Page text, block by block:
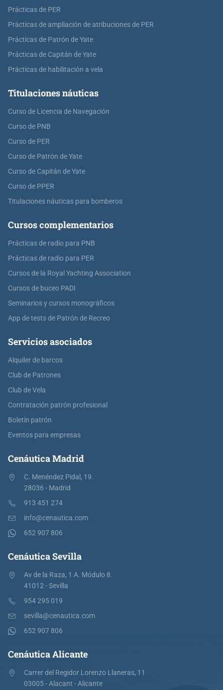
Prácticas de PER
Prácticas de ampliación de atribuciones de PER
Prácticas de Patrón de Yate
Prácticas de Capitán de Yate
Prácticas de habilitación a vela
Titulaciones náuticas
Curso de Licencia de Navegación
Curso de PNB
Curso de PER
Curso de Patrón de Yate
Curso de Capitán de Yate
Curso de PPER
Titulaciones náuticas para bomberos
Cursos complementarios
Prácticas de radio para PNB
Prácticas de radio para PER
Cursos de la Royal Yachting Association
Cursos de buceo PADI
Seminarios y cursos monográficos
App de tests de Patrón de Recreo
Servicios asociados
Alquiler de barcos
Club de Patrones
Club de Vela
Contratación patrón profesional
Boletín patrón
Eventos para empresas
Cenáutica Madrid
C. Menéndez Pidal, 19.
28036 - Madrid
913 451 274
info@cenautica.com
652 907 806
Cenáutica Sevilla
Av de la Raza, 1 A. Módulo 8.
41012 - Sevilla
954 295 019
sevilla@cenautica.com
652 907 806
Cenáutica Alicante
Carrer del Regidor Lorenzo Llaneras, 11
03005 - Alacant - Alicante